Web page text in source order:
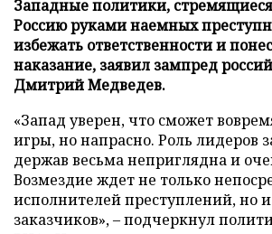
Западные политики,
Россию руками наемных
избежать ответственности и
наказание, заявил зампред
Дмитрий Медведев.
«Запад уверен, что сможет
игры, но напрасно. Роль лидеров
держав весьма неприглядна и
Возмездие ждет не только
исполнителей преступлений, но
заказчиков», – подчеркнул